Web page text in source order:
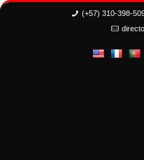
(+57) 310-398-